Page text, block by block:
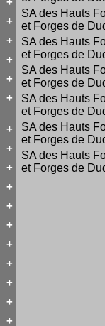
SA des Hauts
et Forges de
SA des Hauts
et Forges de
SA des Hauts
et Forges de
SA des Hauts
et Forges de
SA des Hauts
et Forges de
SA des Hauts
et Forges de